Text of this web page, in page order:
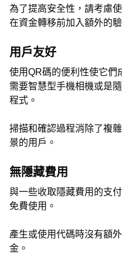
為了提高安全性，請考慮
在資金轉移前加入額外的驗
用戶友好
使用QR碼的便利性使它們
需要智慧型手機相機或是
程式。
掃描和確認過程消除了複
景的用戶。
無隱藏費用
與一些收取隱藏費用的支
免費使用。
產生或使用代碼時沒有額
金。